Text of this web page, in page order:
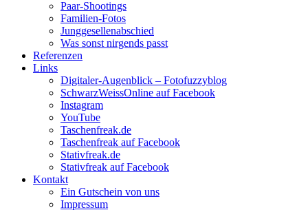
Paar-Shootings
Familien-Fotos
Junggesellenabschied
Was sonst nirgends passt
Referenzen
Links
Digitaler-Augenblick – Fotofuzzyblog
SchwarzWeissOnline auf Facebook
Instagram
YouTube
Taschenfreak.de
Taschenfreak auf Facebook
Stativfreak.de
Stativfreak auf Facebook
Kontakt
Ein Gutschein von uns
Impressum